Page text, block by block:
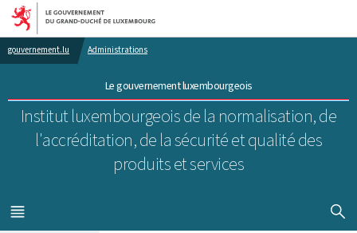
Aller au menu principal
Aller au contenu
gouvernement.lu Administrations
Le gouvernement luxembourgeois
Institut luxembourgeois de la normalisation, de
l'accréditation, de la sécurité et qualité des
produits et services
MENU
PRINCIPAL